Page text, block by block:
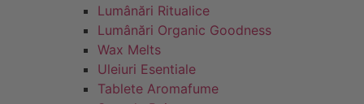
Lumânări Ritualice
Lumânări Organic Goodness
Wax Melts
Uleiuri Esentiale
Tablete Aromafume